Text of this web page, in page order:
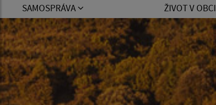
SAMOSPRÁVA ŽIVOT V OBCI